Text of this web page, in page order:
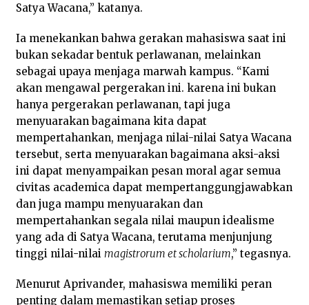
Satya Wacana,” katanya.
Ia menekankan bahwa gerakan mahasiswa saat ini
bukan sekadar bentuk perlawanan, melainkan
sebagai upaya menjaga marwah kampus. “Kami
akan mengawal pergerakan ini. karena ini bukan
hanya pergerakan perlawanan, tapi juga
menyuarakan bagaimana kita dapat
mempertahankan, menjaga nilai-nilai Satya Wacana
tersebut, serta menyuarakan bagaimana aksi-aksi
ini dapat menyampaikan pesan moral agar semua
civitas academica dapat mempertanggungjawabkan
dan juga mampu menyuarakan dan
mempertahankan segala nilai maupun idealisme
yang ada di Satya Wacana, terutama menjunjung
tinggi nilai-nilai magistrorum et scholarium,” tegasnya.
Menurut Aprivander, mahasiswa memiliki peran
penting dalam memastikan setiap proses